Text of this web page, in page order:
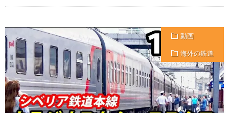
動画
海外の鉄道